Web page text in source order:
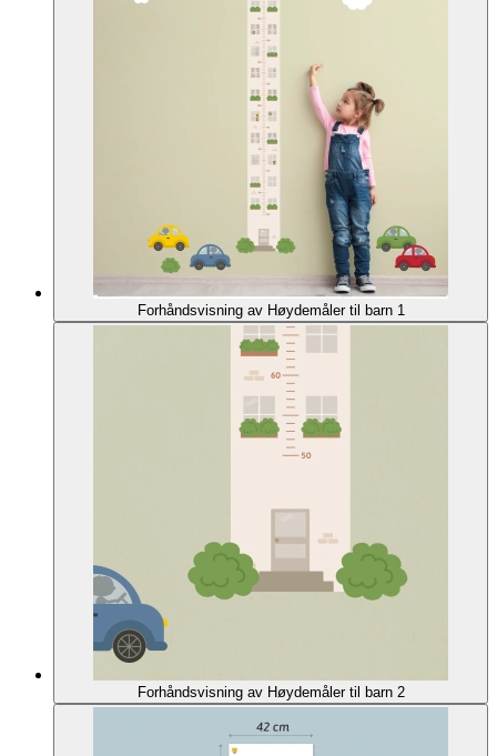
Forhåndsvisning av Høydemåler til barn 1
Forhåndsvisning av Høydemåler til barn 2